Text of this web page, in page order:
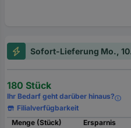
Sofort-Lieferung Mo.,
180 Stück
Ihr Bedarf geht darüber hinaus?
Filialverfügbarkeit
Menge (Stück)
Ersparnis